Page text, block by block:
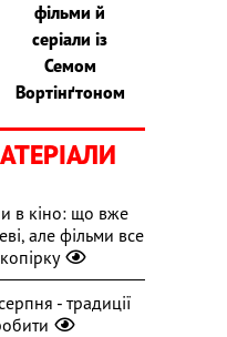
фільми й
серіали із
Семом
Вортінґтоном
в кіно: що вже
але фільми все
- традиції